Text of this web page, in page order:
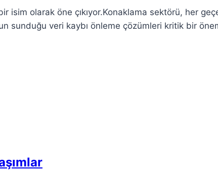
isim olarak öne çıkıyor.Konaklama sektörü, her
sunduğu veri kaybı önleme çözümleri kritik bir